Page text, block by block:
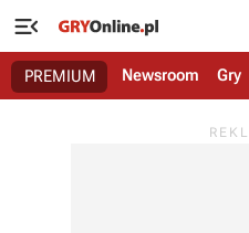

PREMIUM Newsroom Gry